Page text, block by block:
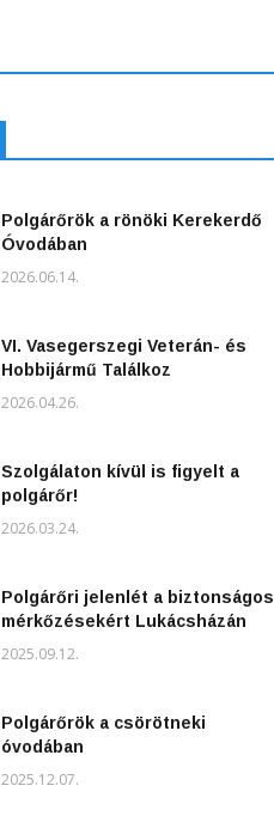
Polgárőrök a rönöki Kerekerdő
Óvodában
2026.06.14.
VI. Vasegerszegi Veterán- és
Hobbijármű Találkoz
2026.04.26.
Szolgálaton kívül is figyelt a
polgárőr!
2026.03.24.
Polgárőri jelenlét a biztonságos
mérkőzésekért Lukácsházán
2025.09.12.
Polgárőrök a csörötneki
óvodában
2025.12.07.